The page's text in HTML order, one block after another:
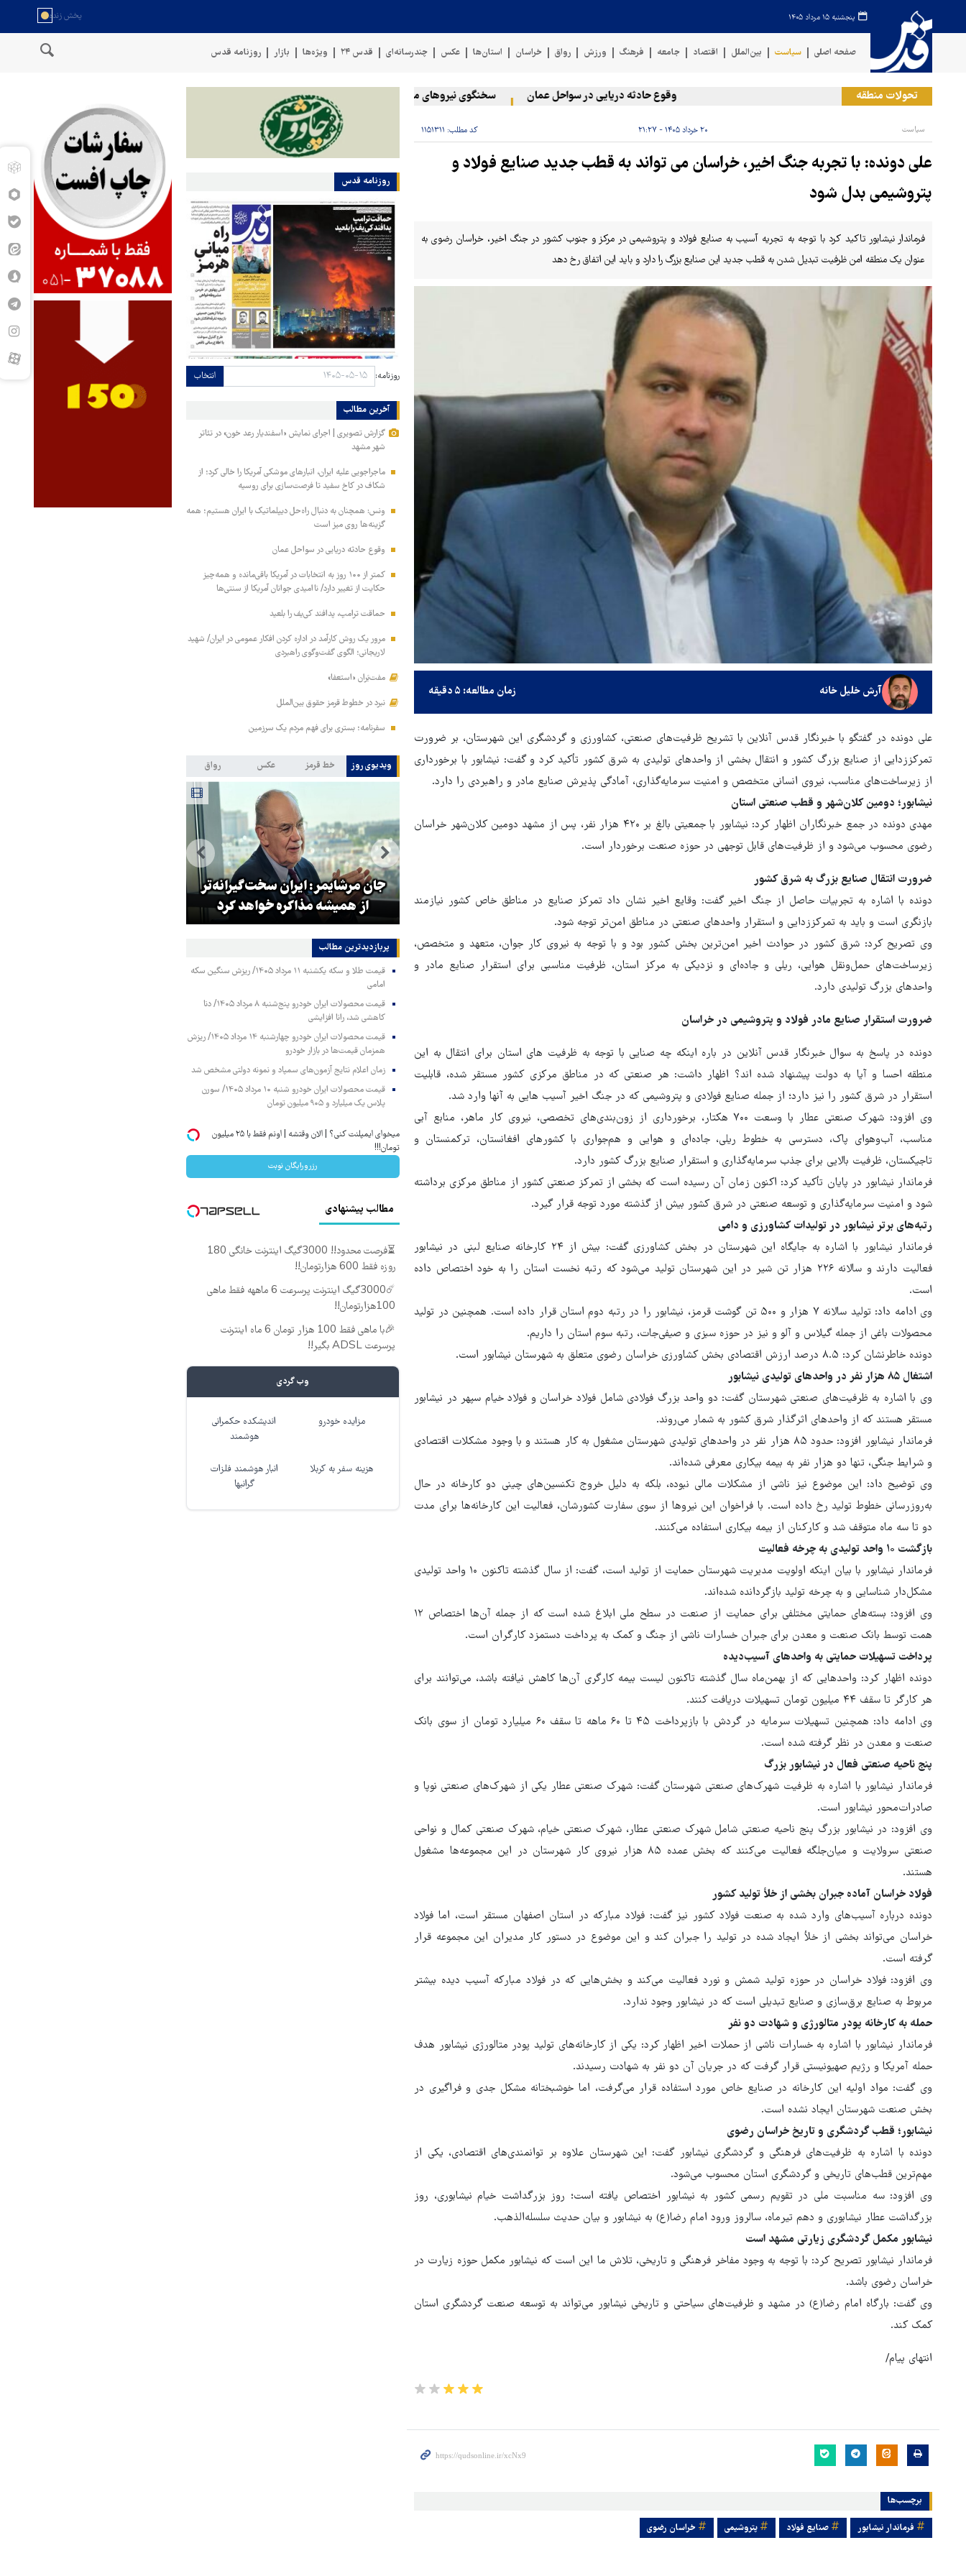
پنجشنبه ۱۵ مرداد ۱۴۰۵
صفحه اصلی سیاست بین‌الملل اقتصاد جامعه فرهنگ ورزش رواق خراسان استان‌ها عکس چندرسانه‌ای قدس ۲۴ ویژه‌ها بازار روزنامه قدس
تحولات منطقه وقوع حادثه دریایی در سواحل عمان سخنگوی نیروهای مسلح یمن: کشتی نفتی عربستان را با موشک بالستیک هدف قرار دادیم
سیاست ۲۰ خرداد ۱۴۰۵ - ۲۱:۲۷ کد مطلب: ۱۱۵۱۳۱۱
علی دونده: با تجربه جنگ اخیر، خراسان می تواند به قطب جدید صنایع فولاد و
پتروشیمی بدل شود
فرماندار نیشابور تاکید کرد با توجه به تجریه آسیب‌ به صنایع فولاد و پتروشیمی در مرکز و جنوب کشور در جنگ اخیر، خراسان رضوی به
عنوان یک منطقه امن ظرفیت تبدیل شدن به قطب جدید این صنایع بزرگ را دارد و باید این اتفاق رخ دهد
آرش خلیل خانه زمان مطالعه: ۵ دقیقه
علی دونده در گفتگو با خبرنگار قدس آنلاین با تشریح ظرفیت‌های صنعتی، کشاورزی و گردشگری این شهرستان، بر ضرورت
تمرکززدایی از صنایع بزرگ کشور و انتقال بخشی از واحدهای تولیدی به شرق کشور تأکید کرد و گفت: نیشابور با برخورداری
از زیرساخت‌های مناسب، نیروی انسانی متخصص و امنیت سرمایه‌گذاری، آمادگی پذیرش صنایع مادر و راهبردی را دارد.
نیشابور؛ دومین کلان‌شهر و قطب صنعتی استان
مهدی دونده در جمع خبرنگاران اظهار کرد: نیشابور با جمعیتی بالغ بر ۴۲۰ هزار نفر، پس از مشهد دومین کلان‌شهر خراسان
رضوی محسوب می‌شود و از ظرفیت‌های قابل توجهی در حوزه صنعت برخوردار است.
ضرورت انتقال صنایع بزرگ به شرق کشور
دونده با اشاره به تجربیات حاصل از جنگ اخیر گفت: وقایع اخیر نشان داد تمرکز صنایع در مناطق خاص کشور نیازمند
بازنگری است و باید به تمرکززدایی و استقرار واحدهای صنعتی در مناطق امن‌تر توجه شود.
وی تصریح کرد: شرق کشور در حوادث اخیر امن‌ترین بخش کشور بود و با توجه به نیروی کار جوان، متعهد و متخصص،
زیرساخت‌های حمل‌ونقل هوایی، ریلی و جاده‌ای و نزدیکی به مرکز استان، ظرفیت مناسبی برای استقرار صنایع مادر و
واحدهای بزرگ تولیدی دارد.
ضرورت استقرار صنایع مادر فولاد و پتروشیمی در خراسان
دونده در پاسخ به سوال خبرنگار قدس آنلاین در باره اینکه چه صنایی با توجه به ظرفیت های استان برای انتقال به این
منطقه احسا و آیا به دولت پیشنهاد شده اند؟ اظهار داشت: هر صنعتی که در مناطق مرکزی کشور مستقر شده، قابلیت
استقرار در شرق کشور را نیز دارد؛ از جمله صنایع فولادی و پتروشیمی که در جنگ اخیر آسیب هایی به آنها وارد شد.
وی افزود: شهرک صنعتی عطار با وسعت ۷۰۰ هکتار، برخورداری از زون‌بندی‌های تخصصی، نیروی کار ماهر، منابع آبی
مناسب، آب‌وهوای پاک، دسترسی به خطوط ریلی، جاده‌ای و هوایی و هم‌جواری با کشورهای افغانستان، ترکمنستان و
تاجیکستان، ظرفیت بالایی برای جذب سرمایه‌گذاری و استقرار صنایع بزرگ کشور دارد.
فرماندار نیشابور در پایان تأکید کرد: اکنون زمان آن رسیده است که بخشی از تمرکز صنعتی کشور از مناطق مرکزی برداشته
شود و امنیت سرمایه‌گذاری و توسعه صنعتی در شرق کشور بیش از گذشته مورد توجه قرار گیرد.
رتبه‌های برتر نیشابور در تولیدات کشاورزی و دامی
فرماندار نیشابور با اشاره به جایگاه این شهرستان در بخش کشاورزی گفت: بیش از ۲۴ کارخانه صنایع لبنی در نیشابور
فعالیت دارند و سالانه ۲۲۶ هزار تن شیر در این شهرستان تولید می‌شود که رتبه نخست استان را به خود اختصاص داده
است.
وی ادامه داد: تولید سالانه ۷ هزار و ۵۰۰ تن گوشت قرمز، نیشابور را در رتبه دوم استان قرار داده است. همچنین در تولید
محصولات باغی از جمله گیلاس و آلو و نیز در حوزه سبزی و صیفی‌جات، رتبه سوم استان را داریم.
دونده خاطرنشان کرد: ۸.۵ درصد ارزش اقتصادی بخش کشاورزی خراسان رضوی متعلق به شهرستان نیشابور است.
اشتغال ۸۵ هزار نفر در واحدهای تولیدی نیشابور
وی با اشاره به ظرفیت‌های صنعتی شهرستان گفت: دو واحد بزرگ فولادی شامل فولاد خراسان و فولاد خیام سپهر در نیشابور
مستقر هستند که از واحدهای اثرگذار شرق کشور به شمار می‌روند.
فرماندار نیشابور افزود: حدود ۸۵ هزار نفر در واحدهای تولیدی شهرستان مشغول به کار هستند و با وجود مشکلات اقتصادی
و شرایط جنگی، تنها دو هزار نفر به بیمه بیکاری معرفی شده‌اند.
وی توضیح داد: این موضوع نیز ناشی از مشکلات مالی نبوده، بلکه به دلیل خروج تکنسین‌های چینی دو کارخانه در حال
به‌روزرسانی خطوط تولید رخ داده است. با فراخوان این نیروها از سوی سفارت کشورشان، فعالیت این کارخانه‌ها برای مدت
دو تا سه ماه متوقف شد و کارکنان از بیمه بیکاری استفاده می‌کنند.
بازگشت ۱۰ واحد تولیدی به چرخه فعالیت
فرماندار نیشابور با بیان اینکه اولویت مدیریت شهرستان حمایت از تولید است، گفت: از سال گذشته تاکنون ۱۰ واحد تولیدی
مشکل‌دار شناسایی و به چرخه تولید بازگردانده شده‌اند.
وی افزود: بسته‌های حمایتی مختلفی برای حمایت از صنعت در سطح ملی ابلاغ شده است که از جمله آن‌ها اختصاص ۱۲
همت توسط بانک صنعت و معدن برای جبران خسارات ناشی از جنگ و کمک به پرداخت دستمزد کارگران است.
پرداخت تسهیلات حمایتی به واحدهای آسیب‌دیده
دونده اظهار کرد: واحدهایی که از بهمن‌ماه سال گذشته تاکنون لیست بیمه کارگری آن‌ها کاهش نیافته باشد، می‌توانند برای
هر کارگر تا سقف ۴۴ میلیون تومان تسهیلات دریافت کنند.
وی ادامه داد: همچنین تسهیلات سرمایه در گردش با بازپرداخت ۴۵ تا ۶۰ ماهه تا سقف ۶۰ میلیارد تومان از سوی بانک
صنعت و معدن در نظر گرفته شده است.
پنج ناحیه صنعتی فعال در نیشابور بزرگ
فرماندار نیشابور با اشاره به ظرفیت شهرک‌های صنعتی شهرستان گفت: شهرک صنعتی عطار یکی از شهرک‌های صنعتی نوپا و
صادرات‌محور نیشابور است.
وی افزود: در نیشابور بزرگ پنج ناحیه صنعتی شامل شهرک صنعتی عطار، شهرک صنعتی خیام، شهرک صنعتی کمال و نواحی
صنعتی سرولایت و میان‌جلگه فعالیت می‌کنند که بخش عمده ۸۵ هزار نیروی کار شهرستان در این مجموعه‌ها مشغول
هستند.
فولاد خراسان آماده جبران بخشی از خلأ تولید کشور
دونده درباره آسیب‌های وارد شده به صنعت فولاد کشور نیز گفت: فولاد مبارکه در استان اصفهان مستقر است، اما فولاد
خراسان می‌تواند بخشی از خلأ ایجاد شده در تولید را جبران کند و این موضوع در دستور کار مدیران این مجموعه قرار
گرفته است.
وی افزود: فولاد خراسان در حوزه تولید شمش و نورد فعالیت می‌کند و بخش‌هایی که در فولاد مبارکه آسیب دیده بیشتر
مربوط به صنایع برق‌سازی و صنایع تبدیلی است که در نیشابور وجود ندارد.
حمله به کارخانه پودر متالورژی و شهادت دو نفر
فرماندار نیشابور با اشاره به خسارات ناشی از حملات اخیر اظهار کرد: یکی از کارخانه‌های تولید پودر متالورژی نیشابور هدف
حمله آمریکا و رژیم صهیونیستی قرار گرفت که در جریان آن دو نفر به شهادت رسیدند.
وی گفت: مواد اولیه این کارخانه در صنایع خاص مورد استفاده قرار می‌گرفت، اما خوشبختانه مشکل جدی و فراگیری در
بخش صنعت شهرستان ایجاد نشده است.
نیشابور؛ قطب گردشگری و تاریخ خراسان رضوی
دونده با اشاره به ظرفیت‌های فرهنگی و گردشگری نیشابور گفت: این شهرستان علاوه بر توانمندی‌های اقتصادی، یکی از
مهم‌ترین قطب‌های تاریخی و گردشگری استان محسوب می‌شود.
وی افزود: سه مناسبت ملی در تقویم رسمی کشور به نیشابور اختصاص یافته است؛ روز بزرگداشت خیام نیشابوری، روز
بزرگداشت عطار نیشابوری و دهم تیرماه، سالروز ورود امام رضا(ع) به نیشابور و بیان حدیث سلسله‌الذهب.
نیشابور مکمل گردشگری زیارتی مشهد است
فرماندار نیشابور تصریح کرد: با توجه به وجود مفاخر فرهنگی و تاریخی، تلاش ما این است که نیشابور مکمل حوزه زیارت در
خراسان رضوی باشد.
وی گفت: بارگاه امام رضا(ع) در مشهد و ظرفیت‌های سیاحتی و تاریخی نیشابور می‌تواند به توسعه صنعت گردشگری استان
کمک کند.
انتهای پیام/
برچسب‌ها
فرماندار نیشابور صنایع فولاد پتروشیمی خراسان رضوی
روزنامه قدس
روزنامه: انتخاب
آخرین مطالب
گزارش تصویری | اجرای نمایش «اسفندیار رعد خون» در تئاتر
شهر مشهد
ماجراجویی علیه ایران، انبارهای موشکی آمریکا را خالی کرد؛ از
شکاف در کاخ سفید تا فرصت‌سازی برای روسیه
ونس: همچنان به دنبال راه‌حل دیپلماتیک با ایران هستیم؛ همه
گزینه‌ها روی میز است
وقوع حادثه دریایی در سواحل عمان
کمتر از ۱۰۰ روز به انتخابات در آمریکا باقی‌مانده و همه‌چیز
حکایت از تغییر دارد/ ناامیدی جوانان آمریکا از سنتی‌ها
حماقت ترامپ، پدافند کی‌یف را بلعید
مرور یک روش کارآمد در اداره کردن افکار عمومی در ایران/ شهید
لاریجانی؛ الگوی گفت‌وگوی راهبردی
مفت‌بَران «استعفا»
نبرد در خطوط قرمز حقوق بین‌الملل
سفرنامه؛ بستری برای فهم مردم یک سرزمین
ویدیوی روز خط قرمز عکس رواق
روایت خبرنگار روس از حال و هوای
اربعین امسال
در برابر زائران است
جان مرشایمر: ایران سخت‌گیرانه‌تر
از همیشه مذاکره خواهد کرد
پربازدیدترین‌ مطالب
قیمت طلا و سکه یکشنبه ۱۱ مرداد ۱۴۰۵/ ریزش سنگین سکه
امامی
قیمت محصولات ایران خودرو پنج‌شنبه ۸ مرداد ۱۴۰۵/ دنا
کاهشی شد، رانا افزایشی
قیمت محصولات ایران خودرو چهارشنبه ۱۴ مرداد ۱۴۰۵/ ریزش
همزمان قیمت‌ها در بازار خودرو
زمان اعلام نتایج آزمون‌های سمپاد و نمونه دولتی مشخص شد
قیمت محصولات ایران خودرو شنبه ۱۰ مرداد ۱۴۰۵/ سورن
پلاس یک میلیارد و ۹۰۵ میلیون تومان
میخوای ایمپلنت کنی؟ | الان وقتشه | اونم فقط با ۲۵ میلیون
تومان!!!
رزرورایگان نوبت
مطالب پیشنهادی
⏳فرصت محدود!! 3000گیگ اینترنت خانگی 180
روزه فقط 600 هزارتومان!!
☄️3000گیگ اینترنت پرسرعت 6 ماههه فقط ماهی
100هزارتومان!!
🎉با ماهی فقط 100 هزار تومان 6 ماه اینترنت
پرسرعت ADSL بگیر!!
وب گردی
مزایده خودرو
اندیشکده حکمرانی
هوشمند
هزینه سفر به کربلا
انبار هوشمند فلزات
گرانبها